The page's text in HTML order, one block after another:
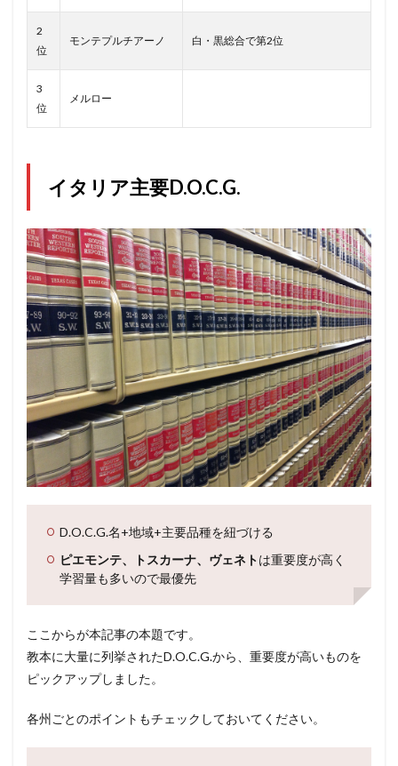
2
位
モンテプルチアーノ 白・黒総合で第2位
3
位
メルロー
イタリア主要D.O.C.G.
D.O.C.G.名+地域+主要品種を紐づける
ピエモンテ、トスカーナ、ヴェネトは重要度が高く
学習量も多いので最優先
ここからが本記事の本題です。
教本に大量に列挙されたD.O.C.G.から、重要度が高いものを
ピックアップしました。
各州ごとのポイントもチェックしておいてください。